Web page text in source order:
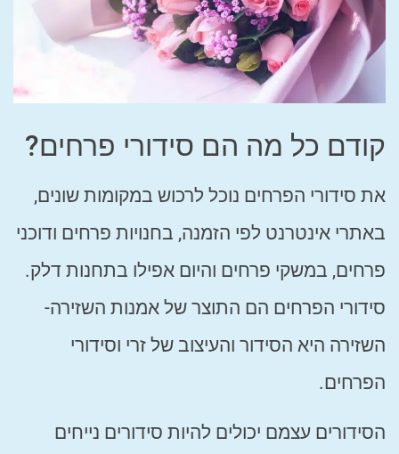
קודם כל מה הם סידורי פרחים?
את סידורי הפרחים נוכל לרכוש במקומות שונים,
באתרי אינטרנט לפי הזמנה, בחנויות פרחים ודוכני
פרחים, במשקי פרחים והיום אפילו בתחנות דלק.
סידורי הפרחים הם התוצר של אמנות השזירה-
השזירה היא הסידור והעיצוב של זרי וסידורי
הפרחים.
הסידורים עצמם יכולים להיות סידורים נייחים